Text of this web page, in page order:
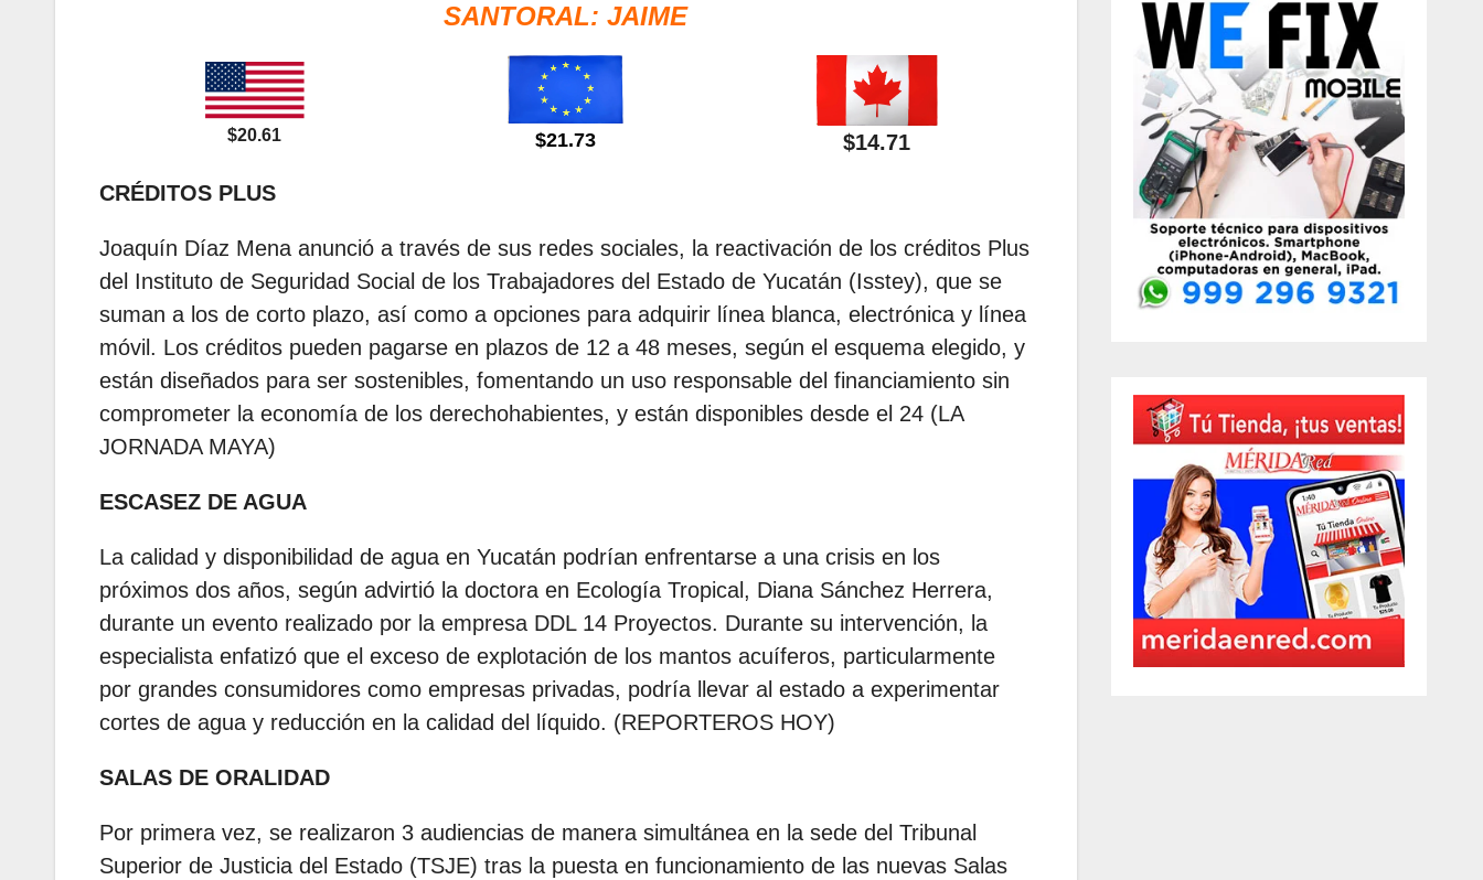
SANTORAL: JAIME
$20.61 $21.73 $14.71
CRÉDITOS PLUS
Joaquín Díaz Mena anunció a través de sus redes sociales, la reactivación de los créditos Plus
del Instituto de Seguridad Social de los Trabajadores del Estado de Yucatán (Isstey), que se
suman a los de corto plazo, así como a opciones para adquirir línea blanca, electrónica y línea
móvil. Los créditos pueden pagarse en plazos de 12 a 48 meses, según el esquema elegido, y
están diseñados para ser sostenibles, fomentando un uso responsable del financiamiento sin
comprometer la economía de los derechohabientes, y están disponibles desde el 24 (LA
JORNADA MAYA)
ESCASEZ DE AGUA
La calidad y disponibilidad de agua en Yucatán podrían enfrentarse a una crisis en los
próximos dos años, según advirtió la doctora en Ecología Tropical, Diana Sánchez Herrera,
durante un evento realizado por la empresa DDL 14 Proyectos. Durante su intervención, la
especialista enfatizó que el exceso de explotación de los mantos acuíferos, particularmente
por grandes consumidores como empresas privadas, podría llevar al estado a experimentar
cortes de agua y reducción en la calidad del líquido. (REPORTEROS HOY)
SALAS DE ORALIDAD
Por primera vez, se realizaron 3 audiencias de manera simultánea en la sede del Tribunal
Superior de Justicia del Estado (TSJE) tras la puesta en funcionamiento de las nuevas Salas